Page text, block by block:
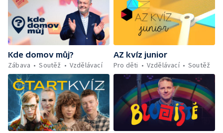
Kde domov můj?
Zábava
Soutěž Vzdělávací
AZ kvíz junior
Pro děti
Vzdělávací Soutěž